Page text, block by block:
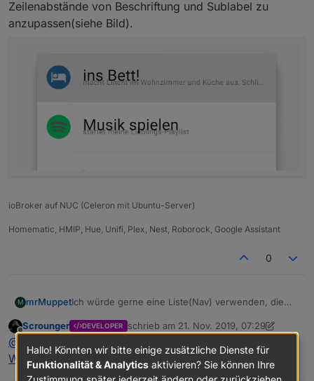
Zeilenabstände von Beschriftung und Sublabel zu
anzupassen(siehe Bild).
ioBroker auf NUC (Celeron mit Ubuntu-Server)
Homematic, HMIP, Hue, Unifi, Plex, Nest, Roborock, Google Assistant
0
M mrMuppetIch würde gerne eine Liste(Nav) verwenden, die
und die Ziel-Views aus Datenpunkten variabel
Ausserdem fehlt mir noch eine Einstellung um die
anzupassen(siehe Bild).
Offline
Scrounger DEVELOPER schrieb am 21. Nov. 2019, 07:29
zuletzt editiert von Scrounger
@
Widgets v0.2.x:
Hallo! Könnten wir bitte einige zusätzliche Dienste für
Funktionalität & Analytics aktivieren? Sie können Ihre